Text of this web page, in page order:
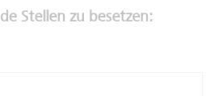
Stellen zu besetzen: